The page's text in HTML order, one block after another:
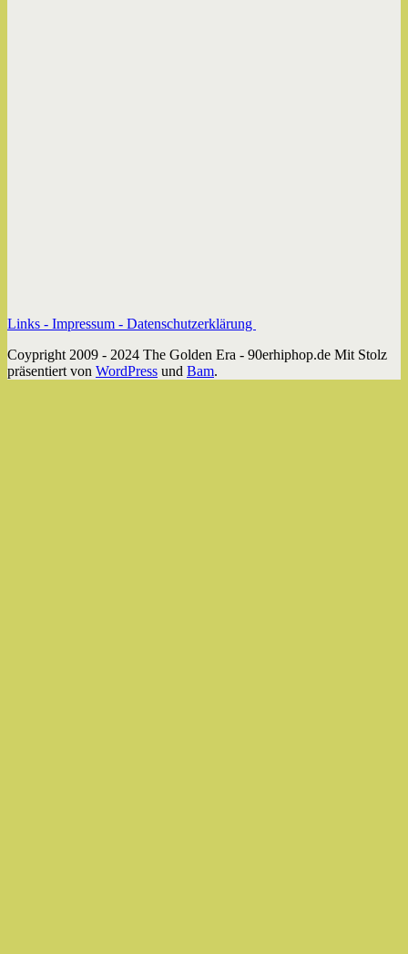
Links - Impressum - Datenschutzerklärung
Coypright 2009 - 2024 The Golden Era - 90erhiphop.de Mit Stolz
präsentiert von WordPress und Bam.